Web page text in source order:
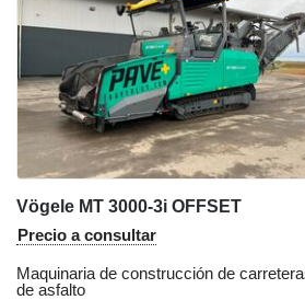
Vögele MT 3000-3i OFFSET
Precio a consultar
Maquinaria de construcción de
de asfalto